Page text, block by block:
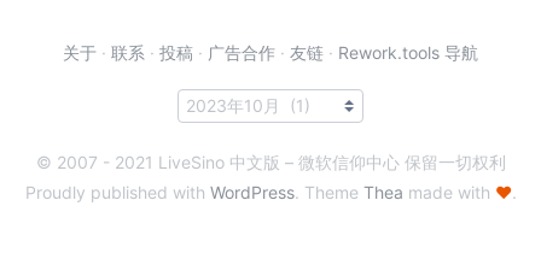
关于 · 联系 · 投稿 · 广告合作 · 友链 · Rework.tools 导航
© 2007 - 2021 LiveSino 中文版 – 微软信仰中心 保留一切权利
Proudly published with WordPress. Theme Thea made with ♥.